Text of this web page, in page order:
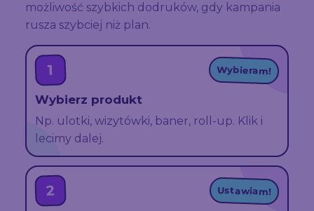
możliwość szybkich dodruków, gdy kampania
rusza szybciej niż plan.
1 Wybieram!
Wybierz produkt
Np. ulotki, wizytówki, baner, roll-up. Klik i
lecimy dalej.
2 Ustawiam!